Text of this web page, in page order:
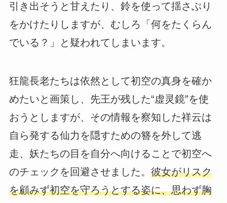
引き出そうと甘えたり、鈴を使って揺さぶり
をかけたりしますが、むしろ「何をたくらん
でいる？」と疑われてしまいます。
狂龍長老たちは依然として初空の真身を確か
めたいと画策し、先王が残した“虚灵鏡”を使
おうとしますが、その情報を察知した祥云は
自ら発する仙力を隠すための簪を外して逃
走、妖たちの目を自分へ向けることで初空へ
のチェックを回避させました。 彼女がリスク
を顧みず初空を守ろうとする姿に、思わず胸